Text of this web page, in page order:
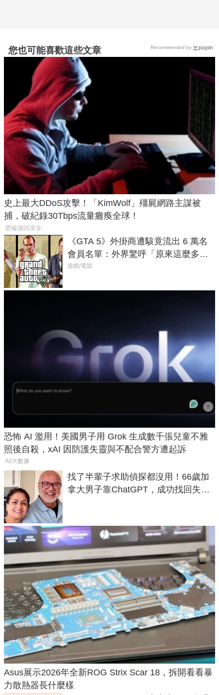
您也可能喜歡這些文章
史上最大DDoS攻擊！「KimWolf」殭屍網路主謀被
捕，破紀錄30Tbps流量癱瘓全球！
雲端/資訊安全
《GTA 5》外掛商遭駭竟流出 6 萬名
會員名單：外界驚呼「原來這麼多人
在開掛！」
遊戲/電競
恐怖 AI 濫用！美國男子用 Grok 生成數千張兒童不雅
照後自殺，xAI 因防護失靈與不配合警方遭起訴
AI/大數據
找了半輩子求助偵探都沒用！66歲加
拿大男子靠ChatGPT，成功找回失散
Asus展示2026年全新ROG Strix Scar 18，拆開看看暴
力散熱器長什麼樣
Recommended by